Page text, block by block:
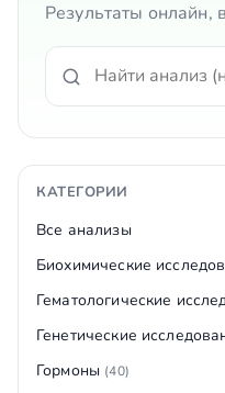
Результаты онлайн,
КАТЕГОРИИ
Все анализы
Биохимические
Гематологические
Генетические
Гормоны (40)